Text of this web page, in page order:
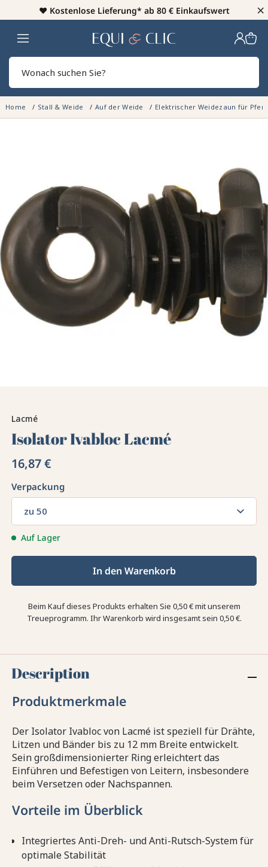
♥️ Kostenlose Lieferung* ab 80 € Einkaufswert ×
Heim
Home Stall & Weide Auf der Weide Elektrischer Weidezaun für
Lacmé
Isolator Ivabloc Lacmé
16,87 €
Verpackung
zu 50
Auf Lager
In den Warenkorb
Beim Kauf dieses Produkts erhalten Sie 0,50 €mit unserem
Treueprogramm. Ihr Warenkorb wird insgesamt sein 0,50 €.
Description
Produktmerkmale
Der Isolator Ivabloc von Lacmé ist speziell für Drähte,
Litzen und Bänder bis zu 12 mm Breite entwickelt.
Sein großdimensionierter Ring erleichtert das
Einführen und Befestigen von Leitern, insbesondere
beim Versetzen oder Nachspannen.
Vorteile im Überblick
Integriertes Anti-Dreh- und Anti-Rutsch-System für
optimale Stabilität